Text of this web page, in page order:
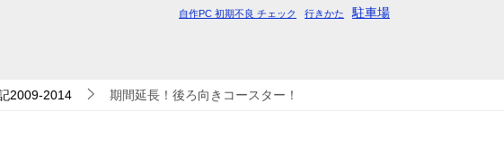
自作PC 初期不良 チェック 行きかた 駐車場
2009-2014 期間延長！後ろ向きコースター！